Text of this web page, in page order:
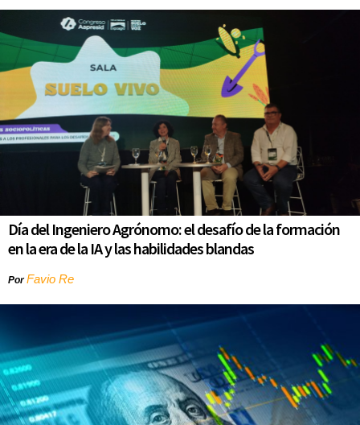
Día del Ingeniero Agrónomo: el desafío de la formación
en la era de la IA y las habilidades blandas
PorFavio Re